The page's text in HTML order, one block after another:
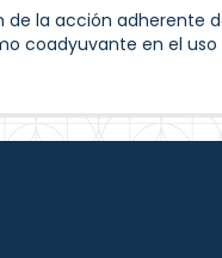
de la acción adherente
coadyuvante en el